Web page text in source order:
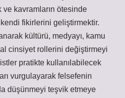
kavramların ötesinde
fikirlerini geliştirmektir.
kültürü, medyayı, kamu
cinsiyet rollerini değiştirmeyi
pratikte kullanılabilecek
vurgulayarak felsefenin
düşünmeyi teşvik etmeye